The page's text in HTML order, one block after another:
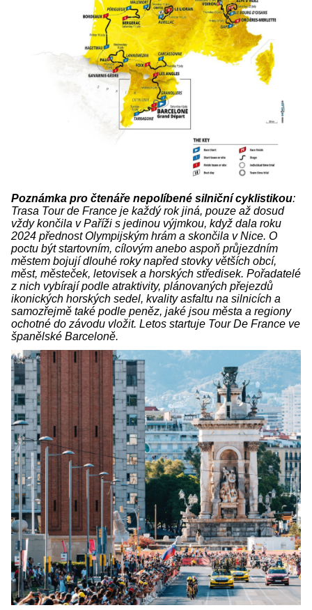
Poznámka pro čtenáře nepolíbené silniční cyklistikou:
Trasa Tour de France je každý rok jiná, pouze až dosud
vždy končila v Paříži s jedinou výjmkou, když dala roku
2024 přednost Olympijským hrám a skončila v Nice. O
poctu být startovním, cílovým anebo aspoň průjezdním
městem bojují dlouhé roky napřed stovky větších obcí,
měst, městeček, letovisek a horských středisek. Pořadatelé
z nich vybírají podle atraktivity, plánovaných přejezdů
ikonických horských sedel, kvality asfaltu na silnicích a
samozřejmě také podle peněz, jaké jsou města a regiony
ochotné do závodu vložit. Letos startuje Tour De France ve
španělské Barceloně.